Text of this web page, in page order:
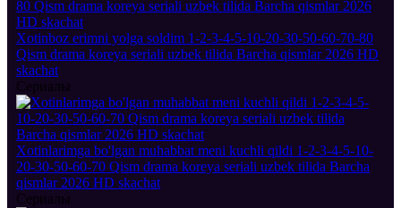
Xotinboz erimni yolga soldim 1-2-3-4-5-10-20-30-50-60-70-80
Qism drama koreya seriali uzbek tilida Barcha qismlar 2026 HD
skachat
Сериалы
Xotinlarimga bo'lgan muhabbat meni kuchli qildi 1-2-3-4-5-10-
20-30-50-60-70 Qism drama koreya seriali uzbek tilida Barcha
qismlar 2026 HD skachat
Сериалы